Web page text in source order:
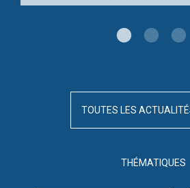
THÉMATIQUES
TOUTES LES